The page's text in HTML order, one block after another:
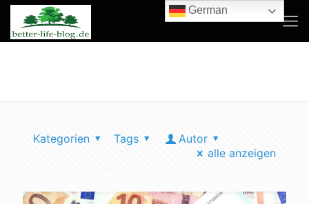
Kategorien Tags
Autor
alle anzeigen
German